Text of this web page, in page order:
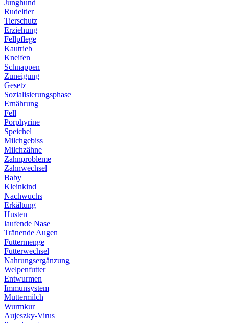
Junghund
Rudeltier
Tierschutz
Erziehung
Fellpflege
Kautrieb
Kneifen
Schnappen
Zuneigung
Gesetz
Sozialisierungsphase
Ernährung
Fell
Porphyrine
Speichel
Milchgebiss
Milchzähne
Zahnprobleme
Zahnwechsel
Baby
Kleinkind
Nachwuchs
Erkältung
Husten
laufende Nase
Tränende Augen
Futtermenge
Futterwechsel
Nahrungsergänzung
Welpenfutter
Entwurmen
Immunsystem
Muttermilch
Wurmkur
Aujeszky-Virus